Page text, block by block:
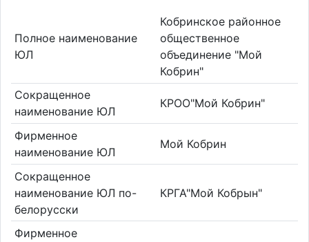
Полное наименование
ЮЛ
Кобринское районное
общественное
объединение "Мой
Кобрин"
Сокращенное
наименование ЮЛ
КРОО"Мой Кобрин"
Фирменное
наименование ЮЛ
Мой Кобрин
Сокращенное
наименование ЮЛ по-
белорусски
КРГА"Мой Кобрын"
Фирменное